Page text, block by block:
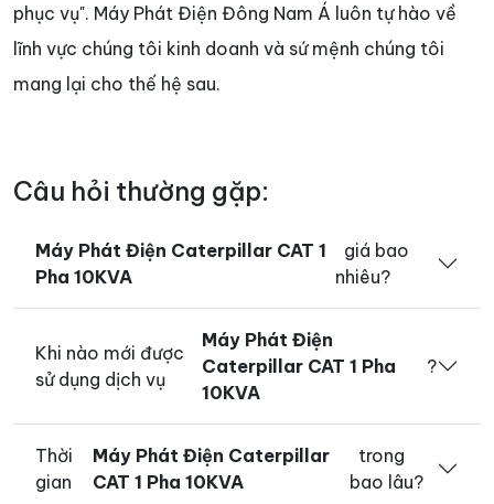
phục vụ". Máy Phát Điện Đông Nam Á luôn tự hào về
lĩnh vực chúng tôi kinh doanh và sứ mệnh chúng tôi
mang lại cho thế hệ sau.
Câu hỏi thường gặp:
Máy Phát Điện Caterpillar CAT 1
Pha 10KVA
giá bao
nhiêu?
Khi nào mới được
sử dụng dịch vụ
Máy Phát Điện
Caterpillar CAT 1 Pha
10KVA
?
Thời
gian
Máy Phát Điện Caterpillar
CAT 1 Pha 10KVA
trong
bao lâu?